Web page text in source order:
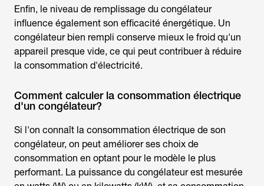
Enfin, le niveau de remplissage du congélateur
influence également son efficacité énergétique. Un
congélateur bien rempli conserve mieux le froid qu'un
appareil presque vide, ce qui peut contribuer à réduire
la consommation d'électricité.
Comment calculer la consommation électrique
d'un congélateur?
Si l'on connaît la consommation électrique de son
congélateur, on peut améliorer ses choix de
consommation en optant pour le modèle le plus
performant. La puissance du congélateur est mesurée